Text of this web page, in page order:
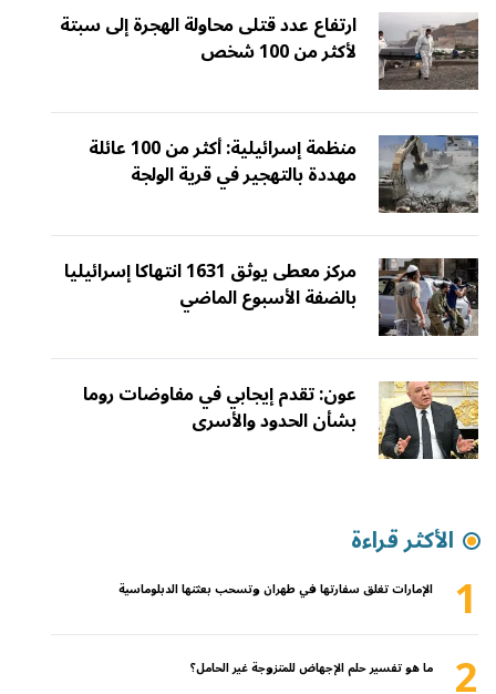
ارتفاع عدد قتلى محاولة الهجرة إلى سبتة
لأكثر من 100 شخص
منظمة إسرائيلية: أكثر من 100 عائلة
مهددة بالتهجير في قرية الولجة
مركز معطى يوثق 1631 انتهاكا إسرائيليا
بالضفة الأسبوع الماضي
عون: تقدم إيجابي في مفاوضات روما
بشأن الحدود والأسرى
الأكثر قراءة
1 الإمارات تغلق سفارتها في طهران وتسحب بعثتها الدبلوماسية
ما هو تفسير حلم الإجهاض للمتزوجة غير الحامل؟